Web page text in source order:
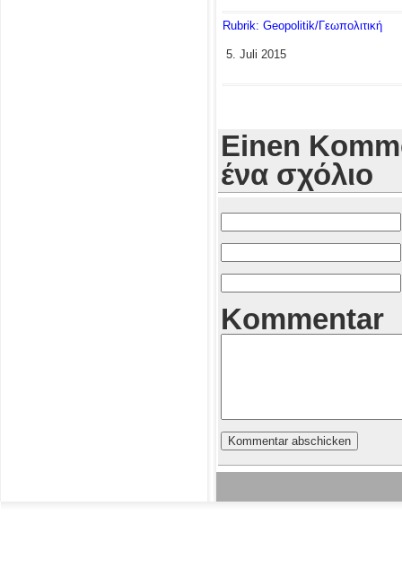
Rubrik: Geopolitik/Γεωπολιτική
5. Juli 2015
Einen
ένα σχόλιο
Kommentar